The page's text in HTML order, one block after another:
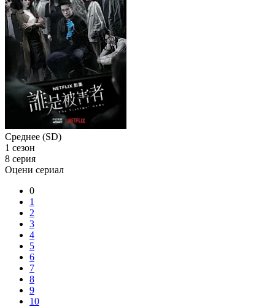
Среднее (SD)
1 сезон
8 серия
Оцени сериал
0
1
2
3
4
5
6
7
8
9
10